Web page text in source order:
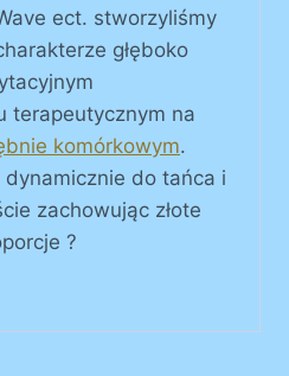
ect. stworzyliśmy
głęboko
terapeutycznym na
komórkowym.
do tańca i
zachowując złote
?